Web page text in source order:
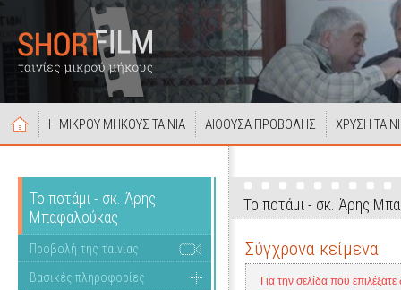
Η ΜΙΚΡΟΥ ΜΗΚΟΥΣ ΤΑΙΝΙΑ ΑΙΘΟΥΣΑ ΠΡΟΒΟΛΗΣ ΧΡΥΣΗ
Το ποτάμι - σκ. Άρης
Μπαφαλούκας
Προβολή της ταινίας
Βασικές πληροφορίες
Το ποτάμι - σκ. Άρης
Σύγχρονα κείμενα
Για την σελίδα που